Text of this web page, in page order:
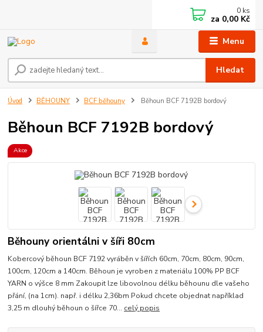
Menu
Hledat
0 ks
za 0,00 Kč
Úvod BĚHOUNY BCF běhouny Běhoun BCF 7192B bordový
Běhoun BCF 7192B bordový
Akce
Běhouny orientálni v šíři 80cm
Kobercový běhoun BCF 7192 vyráběn v šířích 60cm, 70cm, 80cm, 90cm,
100cm, 120cm a 140cm. Běhoun je vyroben z materiálu 100% PP BCF
YARN o výšce 8 mm Zakoupit lze libovolnou délku běhounu dle vašeho
přání, (na 1cm). např. i délku 2,36bm Pokud chcete objednat například
3,25 m dlouhý běhoun o šířce 70... celý popis